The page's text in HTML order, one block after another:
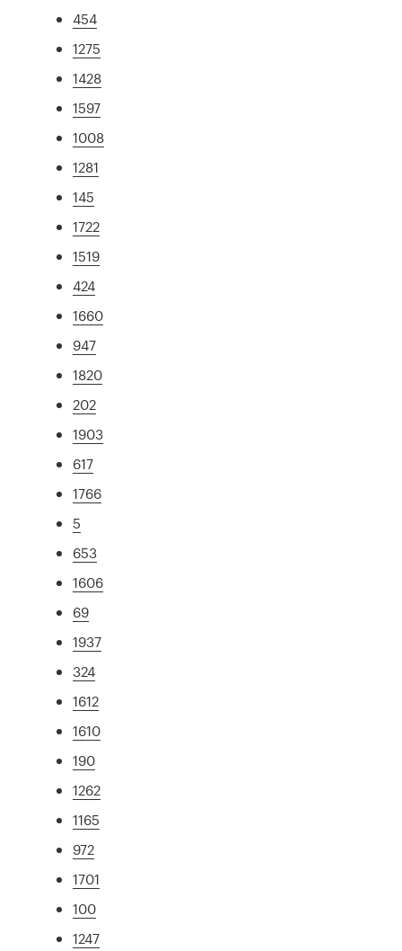
454
1275
1428
1597
1008
1281
145
1722
1519
424
1660
947
1820
202
1903
617
1766
5
653
1606
69
1937
324
1612
1610
190
1262
1165
972
1701
100
1247